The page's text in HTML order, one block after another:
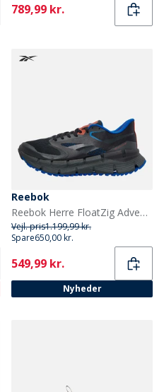
Current
789,99 kr.
Reebok
Reebok Herre FloatZig Adventure 1 Neutrale løbesko Sort/Grå/Optimum Blue
Vejl. pris1.199,99 kr.
Spare650,00 kr.
Current
549,99 kr.
Nyheder